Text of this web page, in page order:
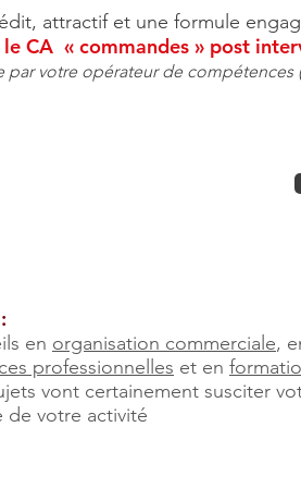
attractif et une formule
CA « commandes » post
par votre opérateur de compétences
en organisation commerciale,
professionnelles et en
vont certainement susciter
de votre activité